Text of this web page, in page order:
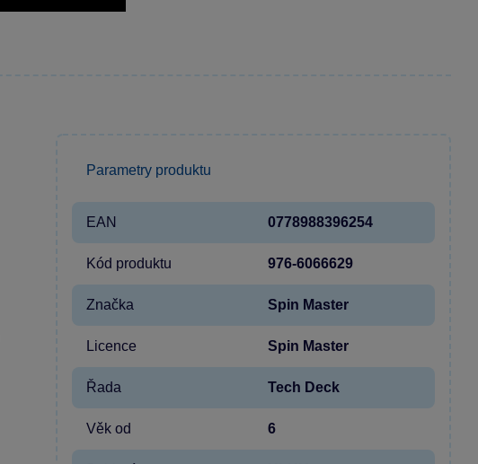
Parametry produktu
EAN 0778988396254
Kód produktu 976-6066629
Značka Spin Master
Licence Spin Master
Řada Tech Deck
Věk od 6